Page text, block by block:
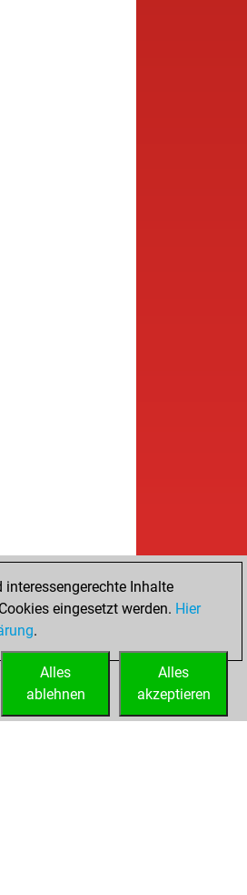
Inhalte
eingesetzt werden. Hier
.
Alles
akzeptieren
Alles
ablehnen